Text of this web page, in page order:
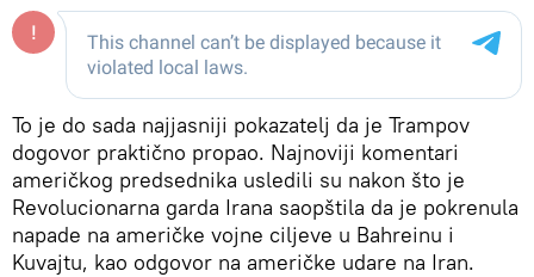
To je do sada najjasniji pokazatelj da je Trampov
dogovor praktično propao. Najnoviji komentari
američkog predsednika usledili su nakon što je
Revolucionarna garda Irana saopštila da je pokrenula
napade na američke vojne ciljeve u Bahreinu i
Kuvajtu, kao odgovor na američke udare na Iran.